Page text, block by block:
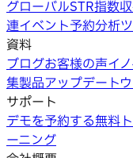
グローバルSTR指数
連イベント予約分析
資料
ブログお客様の声イ
集製品アップデート
サポート
デモを予約する無料
ーニング